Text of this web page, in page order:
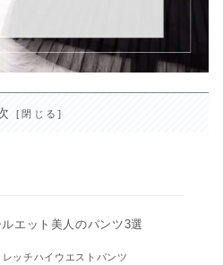
エット美人のパンツ3選
ッチハイウエストパンツ